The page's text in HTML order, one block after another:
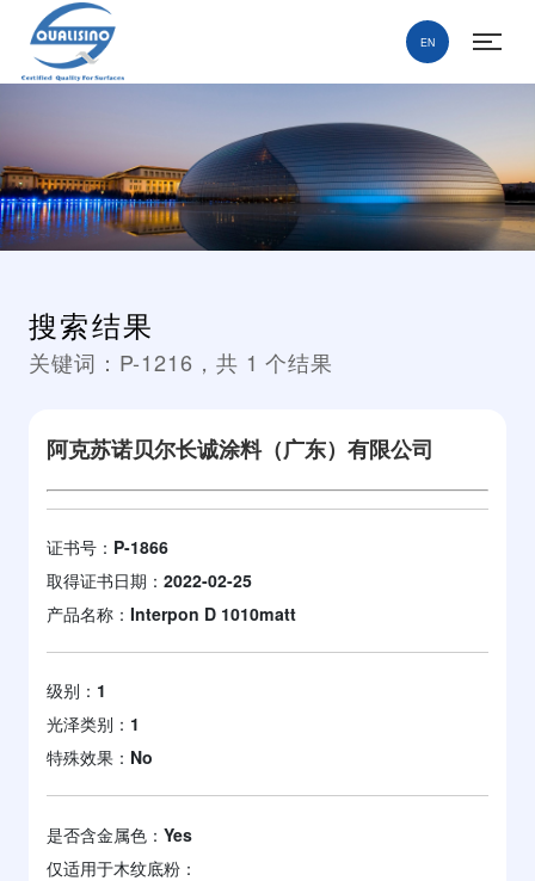
EN
搜索结果
关键词： P-1216 ，共 1 个结果
阿克苏诺贝尔长诚涂料（广东）有限公司
证书号： P-1866
取得证书日期： 2022-02-25
产品名称： Interpon D 1010matt
级别： 1
光泽类别： 1
特殊效果： No
是否含金属色： Yes
仅适用于木纹底粉：